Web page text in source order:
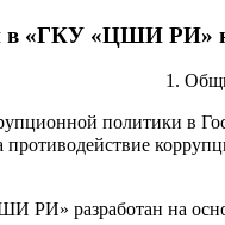
в «ГКУ «ЦШИ РИ»
1.
политики в
разработан на